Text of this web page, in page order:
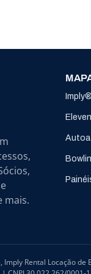
mais.
Rental Locação